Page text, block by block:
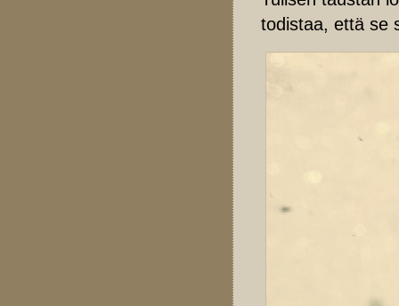
todistaa, että se